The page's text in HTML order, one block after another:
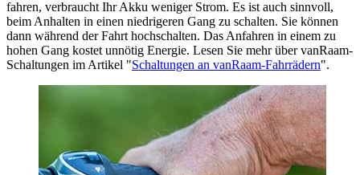
fahren, verbraucht Ihr Akku weniger Strom. Es ist auch sinnvoll,
beim Anhalten in einen niedrigeren Gang zu schalten. Sie können
dann während der Fahrt hochschalten. Das Anfahren in einem zu
hohen Gang kostet unnötig Energie. Lesen Sie mehr über vanRaam-
Schaltungen im Artikel "Schaltungen an vanRaam-Fahrrädern".